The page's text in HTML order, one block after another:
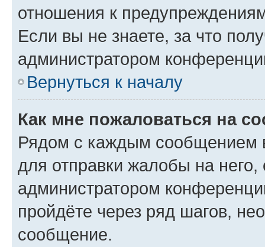
отношения к
Если вы не знаете, за что
администратором
Вернуться к началу
Как мне пожаловаться на
Рядом с каждым сообщением
для отправки жалобы на
администратором
пройдёте через ряд шагов,
сообщение.